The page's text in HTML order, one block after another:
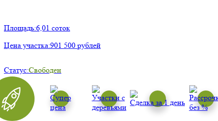
Площадь:6,01 соток
Цена участка:901 500 рублей
Статус:Свободен